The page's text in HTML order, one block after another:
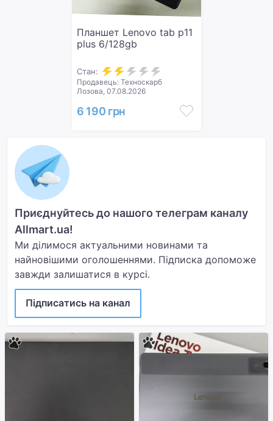
Планшет Lenovo tab p11
plus 6/128gb
Стан:
Продавець: Техноскарб
Лозова, 07.08.2026
6 190 грн
Приєднуйтесь до нашого телеграм каналу
Allmart.ua!
Ми ділимося актуальними новинами та
найновішими оголошеннями. Підписка допоможе
завжди залишатися в курсі.
Підписатись на канал